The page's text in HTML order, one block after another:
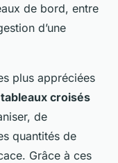
de bord, entre
d’une
plus appréciées
tableaux croisés
de
quantités de
Grâce à ces